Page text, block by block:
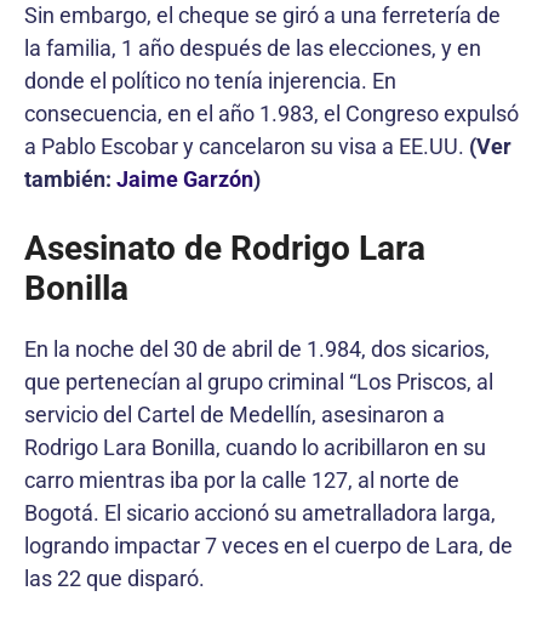
Sin embargo, el cheque se giró a una ferretería de
la familia, 1 año después de las elecciones, y en
donde el político no tenía injerencia. En
consecuencia, en el año 1.983, el Congreso expulsó
a Pablo Escobar y cancelaron su visa a EE.UU. (Ver
también: Jaime Garzón)
Asesinato de Rodrigo Lara
Bonilla
En la noche del 30 de abril de 1.984, dos sicarios,
que pertenecían al grupo criminal “Los Priscos, al
servicio del Cartel de Medellín, asesinaron a
Rodrigo Lara Bonilla, cuando lo acribillaron en su
carro mientras iba por la calle 127, al norte de
Bogotá. El sicario accionó su ametralladora larga,
logrando impactar 7 veces en el cuerpo de Lara, de
las 22 que disparó.